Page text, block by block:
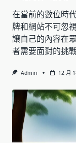
在當前的數位時
牌和網站不可忽
讓自己的內容在
者需要面對的挑
Admin 12 月